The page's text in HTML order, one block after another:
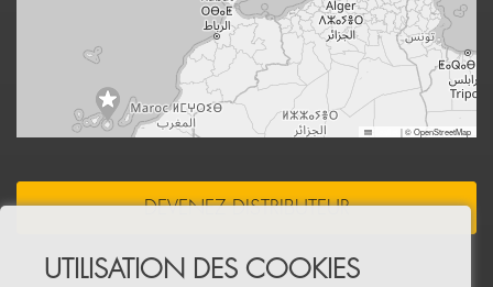
|© OpenStreetMap
DEVENEZ DISTRIBUTEUR
UTILISATION DES COOKIES